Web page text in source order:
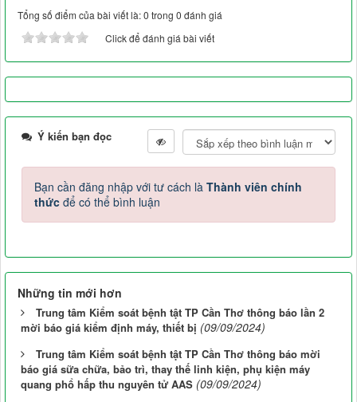
Tổng số điểm của bài viết là: 0 trong 0 đánh giá
Click để đánh giá bài viết
Ý kiến bạn đọc
Bạn cần đăng nhập với tư cách là Thành viên chính
thức để có thể bình luận
Những tin mới hơn
Trung tâm Kiểm soát bệnh tật TP Cần Thơ thông báo lần 2
mời báo giá kiểm định máy, thiết bị (09/09/2024)
Trung tâm Kiểm soát bệnh tật TP Cần Thơ thông báo mời
báo giá sữa chữa, bảo trì, thay thế linh kiện, phụ kiện máy
quang phổ hấp thu nguyên tử AAS (09/09/2024)